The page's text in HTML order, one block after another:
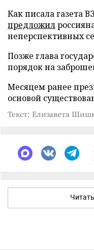
Как писала газета
предложил
неперспективных
Позже глава
порядок на
Месяцем ранее
основой
Текст: Елизавета